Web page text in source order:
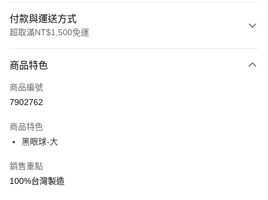
付款與運送方式
超取滿NT$1,500免運
信用卡一次付款
超商取貨付款
街口支付
悠遊付
商品特色
商品編號
7902762
商品特色
黑眼球-大
銷售重點
100%台灣製造